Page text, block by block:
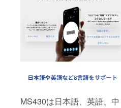
MS430は日本語、英語、中